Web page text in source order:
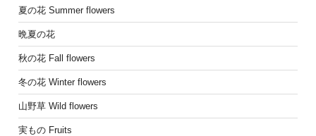
夏の花 Summer flowers
晩夏の花
秋の花 Fall flowers
冬の花 Winter flowers
山野草 Wild flowers
実もの Fruits